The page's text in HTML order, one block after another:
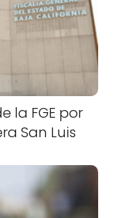
la FGE por
San Luis